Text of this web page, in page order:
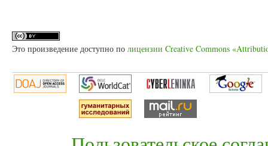
Это произведение доступно по лицензии Creative Commons